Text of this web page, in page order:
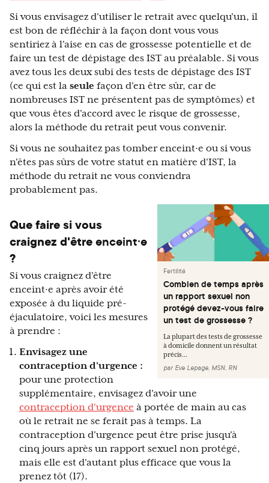
Si vous envisagez d'utiliser le retrait avec quelqu'un, il
est bon de réfléchir à la façon dont vous vous
sentiriez à l'aise en cas de grossesse potentielle et de
faire un test de dépistage des IST au préalable. Si vous
avez tous les deux subi des tests de dépistage des IST
(ce qui est la seule façon d'en être sûr, car de
nombreuses IST ne présentent pas de symptômes) et
que vous êtes d'accord avec le risque de grossesse,
alors la méthode du retrait peut vous convenir.
Si vous ne souhaitez pas tomber enceint·e ou si vous
n'êtes pas sûrs de votre statut en matière d'IST, la
méthode du retrait ne vous conviendra
probablement pas.
Fertilité
Combien de temps après
un rapport sexuel non
protégé devez-vous faire
un test de grossesse ?
La plupart des tests de grossesse
à domicile donnent un résultat
précis...
par Eve Lepage, MSN, RN
Que faire si vous
craignez d'êtreenceint·e
?
Si vous craignez d'être
enceint·e après avoir été
exposée à du liquide pré-
éjaculatoire, voici les mesures
à prendre :
Envisagez une
contraception d'urgence :
pour une protection
supplémentaire, envisagez d'avoir une
contraception d'urgence à portée de main au cas
où le retrait ne se ferait pas à temps. La
contraception d'urgence peut être prise jusqu'à
cinq jours après un rapport sexuel non protégé,
mais elle est d'autant plus efficace que vous la
prenez tôt (17).